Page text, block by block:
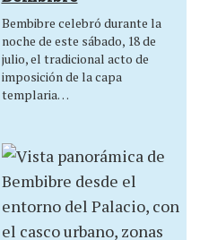
Bembibre celebró durante la
noche de este sábado, 18 de
julio, el tradicional acto de
imposición de la capa
templaria…